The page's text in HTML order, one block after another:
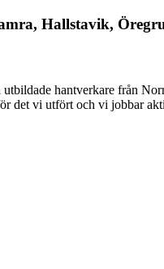
Hallstavik,
hantverkare från
det vi utfört och vi jobbar